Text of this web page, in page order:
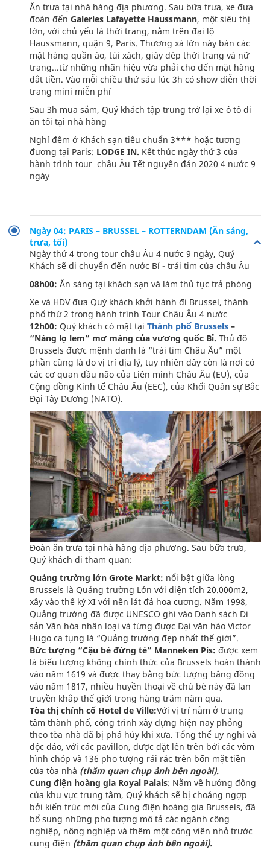
Ăn trưa tại nhà hàng địa phương. Sau bữa trưa, xe đưa
đoàn đến Galeries Lafayette Haussmann, một siêu thị
lớn, với chủ yếu là thời trang, nằm trên đại lộ
Haussmann, quận 9, Paris. Thương xá lớn này bán các
mặt hàng quần áo, túi xách, giày dép thời trang và nữ
trang...từ những nhãn hiệu vừa phải cho đến mặt hàng
đắt tiền. Vào mỗi chiều thứ sáu lúc 3h có show diễn thời
trang mini miễn phí
Sau 3h mua sắm, Quý khách tập trung trở lại xe ô tô đi
ăn tối tại nhà hàng
Nghỉ đêm ở Khách sạn tiêu chuẩn 3*** hoặc tương
đương tại Paris: LODGE IN. Kết thúc ngày thứ 3 của
hành trình tour châu Âu Tết nguyên đán 2020 4 nước 9
ngày
Ngày 04: PARIS – BRUSSEL – ROTTERNDAM (Ăn sáng,
trưa, tối)
Ngày thứ 4 trong tour châu Âu 4 nước 9 ngày, Quý
Khách sẽ di chuyển đến nước Bỉ - trái tim của châu Âu
08h00: Ăn sáng tại khách sạn và làm thủ tục trả phòng
Xe và HDV đưa Quý khách khởi hành đi Brussel, thành
phố thứ 2 trong hành trình Tour Châu Âu 4 nước
12h00: Quý khách có mặt tại Thành phố Brussels –
“Nàng lọ lem” mơ màng của vương quốc Bỉ. Thủ đô
Brussels được mệnh danh là “trái tim Châu Âu” một
phần cũng là do vị trí địa lý, tuy nhiên đây còn là nơi có
các cơ quan đầu não của Liên minh Châu Âu (EU), của
Cộng đồng Kinh tế Châu Âu (EEC), của Khối Quân sự Bắc
Đại Tây Dương (NATO).
Đoàn ăn trưa tại nhà hàng địa phương. Sau bữa trưa,
Quý khách đi tham quan:
Quảng trường lớn Grote Markt: nổi bật giữa lòng
Brussels là Quảng trường Lớn với diện tích 20.000m2,
xây vào thế kỷ XI với nền lát đá hoa cương. Năm 1998,
Quảng trường đã được UNESCO ghi vào Danh sách Di
sản Văn hóa nhân loại và từng được Đại văn hào Victor
Hugo ca tụng là “Quảng trường đẹp nhất thế giới”.
Bức tượng “Cậu bé đứng tè” Manneken Pis: được xem
là biểu tượng không chính thức của Brussels hoàn thành
vào năm 1619 và được thay bằng bức tượng bằng đồng
vào năm 1817, nhiều huyền thoại về chú bé này đã lan
truyền khắp thế giới trong hàng trăm năm qua.
Tòa thị chính cổ Hotel de Ville:Với vị trí nằm ở trung
tâm thành phố, công trình xây dựng hiện nay phỏng
theo tòa nhà đã bị phá hủy khi xưa. Tổng thể uy nghi và
độc đáo, với các pavillon, được đặt lên trên bởi các vòm
hình chóp và 136 pho tượng rải rác trên bốn mặt tiền
của tòa nhà (thăm quan chụp ảnh bên ngoài).
Cung điện hoàng gia Royal Palais: Nằm về hướng đông
của khu vực trung tâm, Quý khách sẽ bị choáng ngợp
bởi kiến trúc mới của Cung điện hoàng gia Brussels, đã
bổ sung những pho tượng mô tả các ngành công
nghiệp, nông nghiệp và thêm một công viên nhỏ trước
cung điện (thăm quan chụp ảnh bên ngoài).